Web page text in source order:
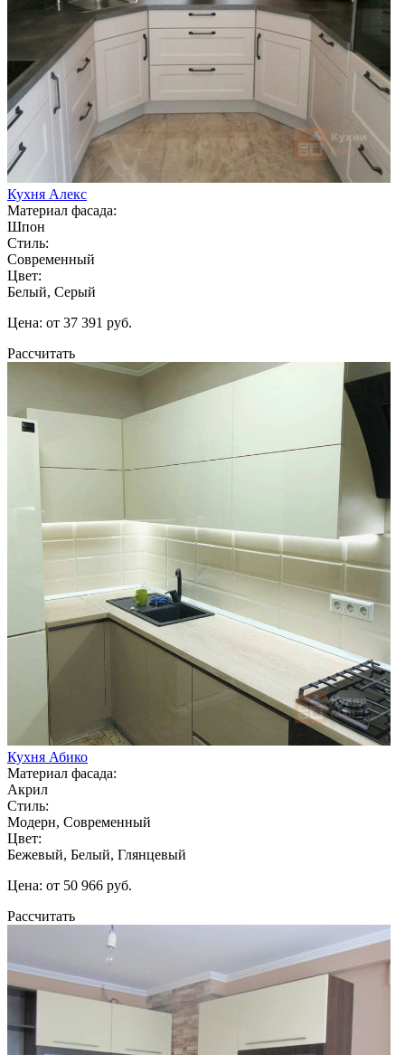
Кухня Алекс
Материал фасада:
Шпон
Стиль:
Современный
Цвет:
Белый, Серый
Цена: от 37 391 руб.
Рассчитать
Кухня Абико
Материал фасада:
Акрил
Стиль:
Модерн, Современный
Цвет:
Бежевый, Белый, Глянцевый
Цена: от 50 966 руб.
Рассчитать